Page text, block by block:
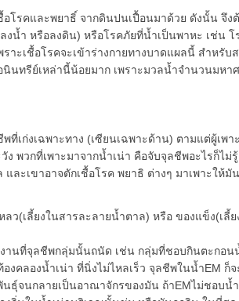
โรคและพยาธิ์ จากดินปนเปื้อนมาด้วย ดังนั้น จึงต้
งน้ำ หรือลงดิน) หรือโรคภัยที่น้ำเป็นพาหะ เช่น
าะเชื้อโรคจะเข้าร่างกายทางบาดแผลนี้ สำหรับ
นทรีย์เหล่านี้น้อยมาก เพราะมวลน้ำจำนวนมหา
ที่เก่งเฉพาะทาง (เซียนเฉพาะด้าน) ตามแต่ผู้เพา
พวกที่เพาะมาจากน้ำเน่า คือจับจุลชีพอะไรก็ไม่รู้
ละเขาอาจตักเชื้อโรค พยาธิ ต่างๆ มาเพาะให้มั
ว(เลี้ยงในสารละลายน้ำตาล) หรือ ของแข็ง(เลี้ย
งานที่จุลชีพกลุ่มนั้นถนัด เช่น กลุ่มที่ชอบกินตะกอน
งคลองน้ำเน่า ที่นิ่งไม่ไหลเร็ว จุลชีพในน้ำEM ก็
ธุ์จนกลายเป็นอาณาจักรของมัน ถ้าEMไม่ชอบน้ำ